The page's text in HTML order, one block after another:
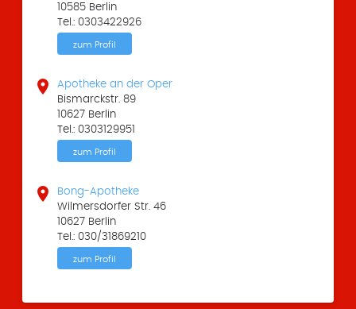
10585 Berlin
Tel.: 0303422926
zum Profil

Apotheke an der Oper
Bismarckstr. 89
10627 Berlin
Tel.: 0303129951
zum Profil

Bong-Apotheke
Wilmersdorfer Str. 46
10627 Berlin
Tel.: 030/31869210
zum Profil